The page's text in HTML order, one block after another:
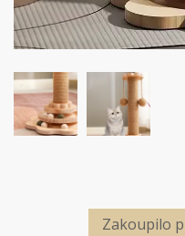
Zakoupilo